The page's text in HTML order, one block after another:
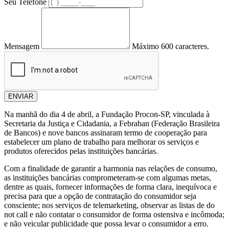
Seu Telefone
Mensagem Máximo 600 caracteres.
ENVIAR
Na manhã do dia 4 de abril, a Fundação Procon-SP, vinculada à
Secretaria da Justiça e Cidadania, a Febraban (Federação Brasileira
de Bancos) e nove bancos assinaram termo de cooperação para
estabelecer um plano de trabalho para melhorar os serviços e
produtos oferecidos pelas instituições bancárias.
Com a finalidade de garantir a harmonia nas relações de consumo,
as instituições bancárias comprometeram-se com algumas metas,
dentre as quais, fornecer informações de forma clara, inequívoca e
precisa para que a opção de contratação do consumidor seja
consciente; nos serviços de telemarketing, observar as listas de do
not call e não contatar o consumidor de forma ostensiva e incômoda;
e não veicular publicidade que possa levar o consumidor a erro.